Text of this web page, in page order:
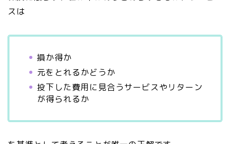
スは
損か得か
元をとれるかどうか
投下した費用に見合うサービスやリターン
が得られるか